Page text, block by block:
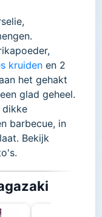
kruiden en 2
het gehakt
glad geheel.
dikke
barbecue, in
Bekijk